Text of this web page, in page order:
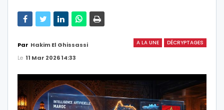
A LA UNE DÉCRYPTAGES
Par Hakim El Ghissassi
Le 11 Mar 2026 14:33